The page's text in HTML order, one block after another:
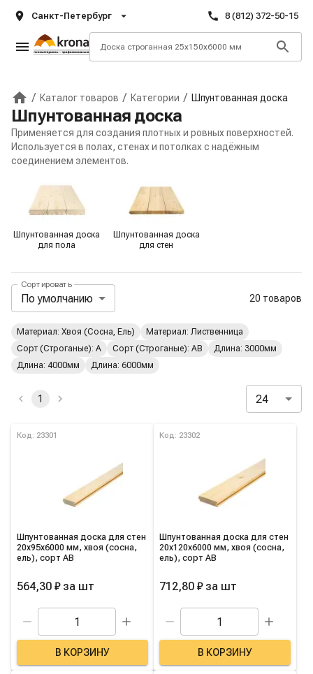
Санкт-Петербург 8 (812) 372-50-15
Главная
/ Каталог товаров / Категории / Шпунтованная доска
Шпунтованная доска
Применяется для создания плотных и ровных поверхностей.
Используется в полах, стенах и потолках с надёжным
соединением элементов.
Шпунтованная доска
для пола
Шпунтованная доска
для стен
Панель сортировки и
Сортировать
По умолчанию 20 товаров
Активные и избранные фильтры
Материал: Хвоя (Сосна, Ель)
Материал: Лиственница
Сорт (Строганые): A
Сорт (Строганые): AB
Длина: 3000мм
Длина: 4000мм
Длина: 6000мм
1 24
Список товаров категории
Код: 23301
Шпунтованная доска для стен
20х95х6000 мм, хвоя (сосна,
ель), сорт AB
564,30 ₽ за шт
В КОРЗИНУ
Код: 23302
Шпунтованная доска для стен
20х120х6000 мм, хвоя (сосна,
ель), сорт AB
712,80 ₽ за шт
В КОРЗИНУ